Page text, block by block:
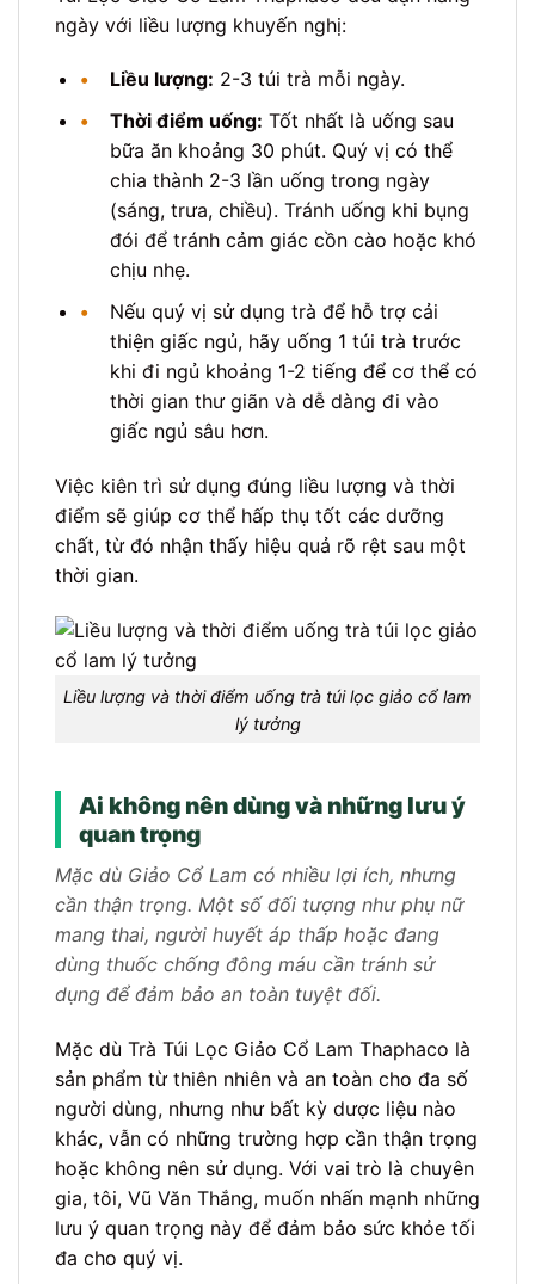
ngày với liều lượng khuyến nghị:
• Liều lượng: 2-3 túi trà mỗi ngày.
•
Thời điểm uống: Tốt nhất là uống sau
bữa ăn khoảng 30 phút. Quý vị có thể
chia thành 2-3 lần uống trong ngày
(sáng, trưa, chiều). Tránh uống khi bụng
đói để tránh cảm giác cồn cào hoặc khó
chịu nhẹ.
•
Nếu quý vị sử dụng trà để hỗ trợ cải
thiện giấc ngủ, hãy uống 1 túi trà trước
khi đi ngủ khoảng 1-2 tiếng để cơ thể có
thời gian thư giãn và dễ dàng đi vào
giấc ngủ sâu hơn.
Việc kiên trì sử dụng đúng liều lượng và thời
điểm sẽ giúp cơ thể hấp thụ tốt các dưỡng
chất, từ đó nhận thấy hiệu quả rõ rệt sau một
thời gian.
Liều lượng và thời điểm uống trà túi lọc giảo cổ lam
lý tưởng
Ai không nên dùng và những lưu ý
quan trọng
Mặc dù Giảo Cổ Lam có nhiều lợi ích, nhưng
cần thận trọng. Một số đối tượng như phụ nữ
mang thai, người huyết áp thấp hoặc đang
dùng thuốc chống đông máu cần tránh sử
dụng để đảm bảo an toàn tuyệt đối.
Mặc dù Trà Túi Lọc Giảo Cổ Lam Thaphaco là
sản phẩm từ thiên nhiên và an toàn cho đa số
người dùng, nhưng như bất kỳ dược liệu nào
khác, vẫn có những trường hợp cần thận trọng
hoặc không nên sử dụng. Với vai trò là chuyên
gia, tôi, Vũ Văn Thắng, muốn nhấn mạnh những
lưu ý quan trọng này để đảm bảo sức khỏe tối
đa cho quý vị.